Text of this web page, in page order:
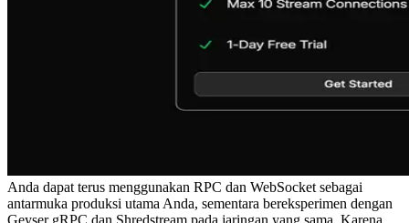
Anda dapat terus menggunakan RPC dan WebSocket sebagai
antarmuka produksi utama Anda, sementara bereksperimen dengan
Geyser gRPC dan Shredstream pada jaringan yang sama. Karena